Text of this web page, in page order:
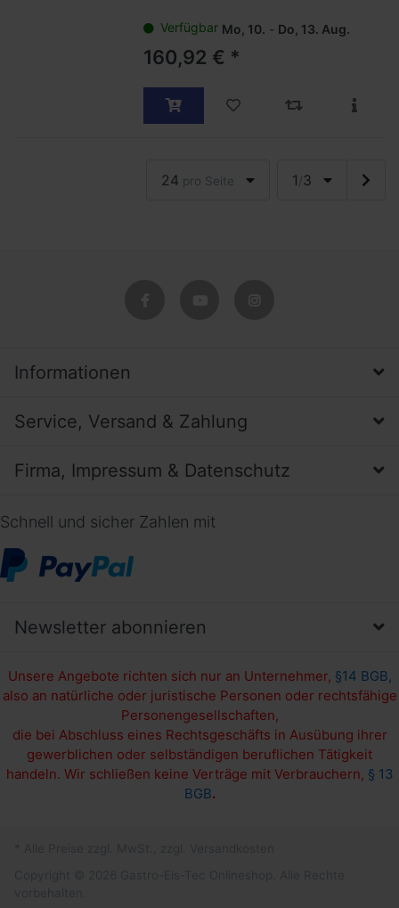
Verfügbar Mo, 10. - Do, 13. Aug.
160,92 € *
24 pro Seite 1/3
Informationen
Service, Versand & Zahlung
Firma, Impressum & Datenschutz
Schnell und sicher Zahlen mit
Newsletter abonnieren
Unsere Angebote richten sich nur an Unternehmer, §14 BGB,
also an natürliche oder juristische Personen oder rechtsfähige
Personengesellschaften,
die bei Abschluss eines Rechtsgeschäfts in Ausübung ihrer
gewerblichen oder selbständigen beruflichen Tätigkeit
handeln. Wir schließen keine Verträge mit Verbrauchern, § 13
BGB.